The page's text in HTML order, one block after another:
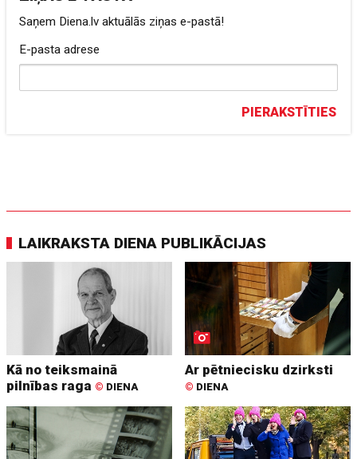
Saņem Diena.lv aktuālās ziņas e-pastā!
E-pasta adrese
PIERAKSTĪTIES
LAIKRAKSTA DIENA PUBLIKĀCIJAS
Kā no teiksmainā
pilnības raga © DIENA
Ar pētniecisku dzirksti
© DIENA